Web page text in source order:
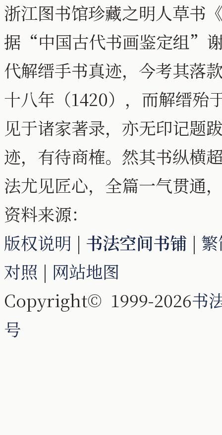
浙江图书馆珍藏之明人草书
据“中国古代书画鉴定组”
代解缙手书真迹，今考其
十八年（1420），而解缙殆
见于诸家著录，亦无印记题
迹，有待商榷。然其书纵横
法尤见匠心，全篇一气贯通
资料来源：
版权说明 | 书法空间书铺 |
对照 | 网站地图
Copyright© 1999-2026书
号